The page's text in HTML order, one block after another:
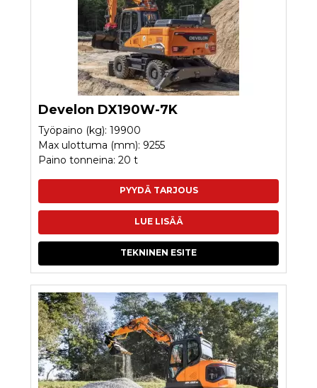
Develon DX190W-7K
Työpaino (kg): 19900
Max ulottuma (mm): 9255
Paino tonneina: 20 t
PYYDÄ TARJOUS
LUE LISÄÄ
TEKNINEN ESITE